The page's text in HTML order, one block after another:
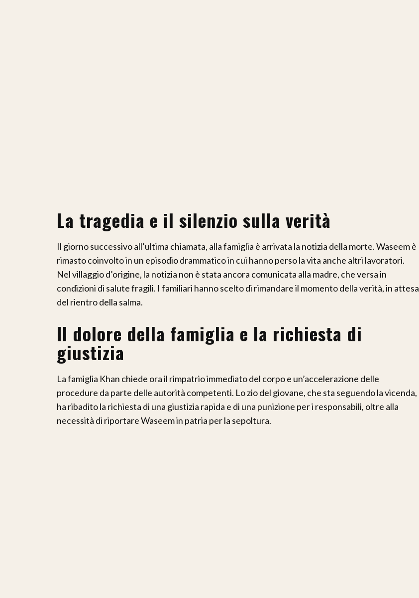
La tragedia e il silenzio sulla verità
Il giorno successivo all’ultima chiamata, alla famiglia è arrivata la notizia della morte. Waseem è
rimasto coinvolto in un episodio drammatico in cui hanno perso la vita anche altri lavoratori.
Nel villaggio d’origine, la notizia non è stata ancora comunicata alla madre, che versa in
condizioni di salute fragili. I familiari hanno scelto di rimandare il momento della verità, in attesa
del rientro della salma.
Il dolore della famiglia e la richiesta di
giustizia
La famiglia Khan chiede ora il rimpatrio immediato del corpo e un’accelerazione delle
procedure da parte delle autorità competenti. Lo zio del giovane, che sta seguendo la vicenda,
ha ribadito la richiesta di una giustizia rapida e di una punizione per i responsabili, oltre alla
necessità di riportare Waseem in patria per la sepoltura.